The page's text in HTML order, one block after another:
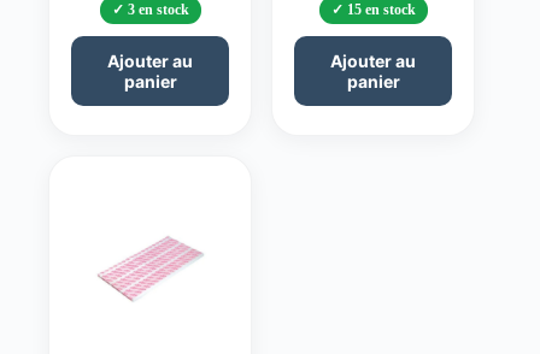
3 en stock
Ajouter au
panier
15 en stock
Ajouter au
panier